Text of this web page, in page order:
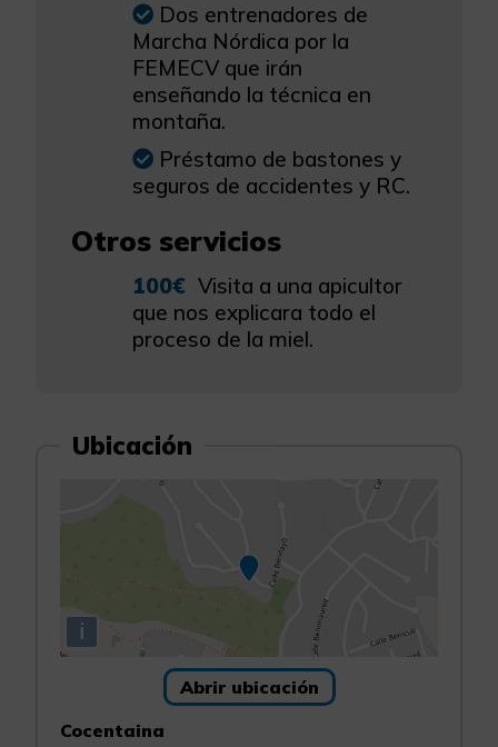
Dos entrenadores de
Marcha Nórdica por la
FEMECV que irán
enseñando la técnica en
montaña.
Préstamo de bastones y
seguros de accidentes y RC.
Otros servicios
100€ Visita a una apicultor
que nos explicara todo el
proceso de la miel.
Ubicación
i
Abrir ubicación
Cocentaina